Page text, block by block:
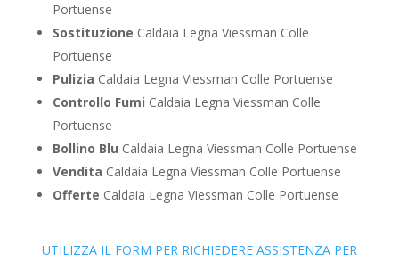
Portuense
Sostituzione Caldaia Legna Viessman Colle
Portuense
Pulizia Caldaia Legna Viessman Colle Portuense
Controllo Fumi Caldaia Legna Viessman Colle
Portuense
Bollino Blu Caldaia Legna Viessman Colle Portuense
Vendita Caldaia Legna Viessman Colle Portuense
Offerte Caldaia Legna Viessman Colle Portuense
UTILIZZA IL FORM PER RICHIEDERE ASSISTENZA PER